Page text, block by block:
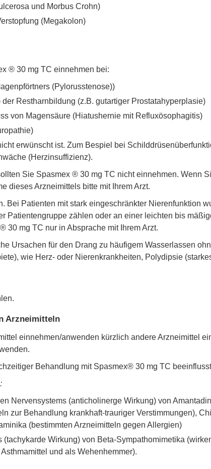
und Morbus Crohn)
(Megakolon)
® 30 mg TC einnehmen bei:
(Pylorusstenose))
Restharnbildung (z.B. gutartiger Prostatahyperplasie)
von Magensäure (Hiatushernie mit Refluxösophagitis)
erwünscht ist. Zum Bespiel bei
(Herzinsuffizienz).
Sie Spasmex ® 30 mg TC nicht einnehmen. Wenn
dieses Arzneimittels bitte mit Ihrem Arzt.
Patienten mit stark eingeschränkter Nierenfunktion
Patientengruppe zählen oder an einer leichten bis
30 mg TC nur in Absprache mit Ihrem Arzt.
Ursachen für den Drang zu häufigem Wasserlassen
wie Herz- oder Nierenkrankheiten, Polydipsie
Arzneimitteln
einnehmen/anwenden kürzlich andere Arzneimittel
Behandlung mit Spasmex® 30 mg TC
Nervensystems (anticholinerge Wirkung) von
zur Behandlung krankhaft-trauriger Verstimmungen),
(bestimmten Arzneimitteln gegen Allergien)
Wirkung) von Beta-Sympathomimetika
und als Wehenhemmer).